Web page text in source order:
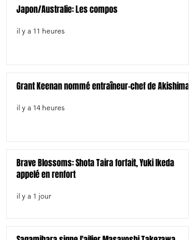
Japon/Australie: Les compos
il y a 11 heures
Grant Keenan nommé entraîneur-chef de Akishima
il y a 14 heures
Brave Blossoms: Shota Taira forfait, Yuki Ikeda
appelé en renfort
il y a 1 jour